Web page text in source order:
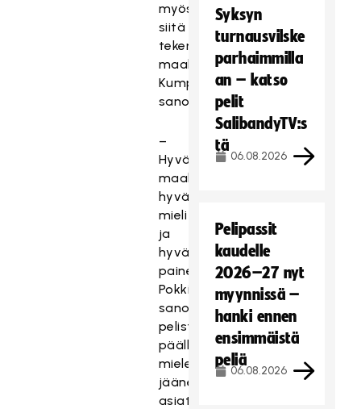
myös
siitä
tekemään
maaleja,
Kumpulainen
sanoi.
–
Hyvät
maalit,
hyvä
mieli
ja
hyvä
paineistus,
Pokki
sanoi
pelistä
päällimmäisenä
mieleen
jääneet
asiat.
Syksyn
turnausvilske
parhaimmilla
an – katso
pelit
SalibandyTV:s
tä
06.08.2026
Pelipassit
kaudelle
2026–27 nyt
myynnissä –
hanki ennen
ensimmäistä
peliä
06.08.2026